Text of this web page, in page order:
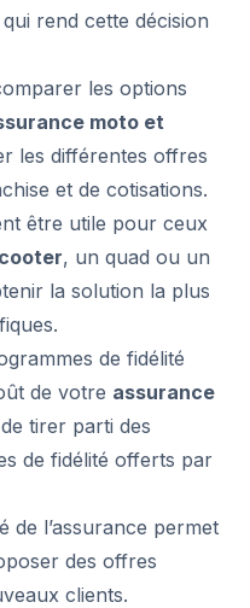
rend cette décision
les options
moto et
les différentes offres
et de cotisations.
être utile pour ceux
, un quad ou un
la solution la plus
de fidélité
de votre assurance
tirer parti des
de fidélité offerts par
l’assurance permet
des offres
clients.